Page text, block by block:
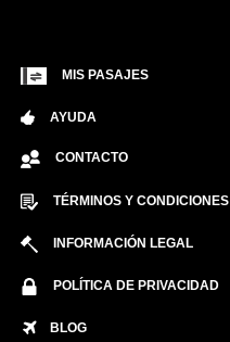
MIS PASAJES
AYUDA
CONTACTO
TÉRMINOS Y CONDICIONES
INFORMACIÓN LEGAL
POLÍTICA DE PRIVACIDAD
BLOG